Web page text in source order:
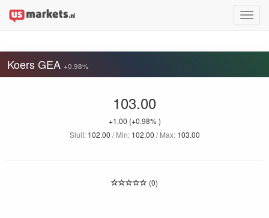
Toggle
Koers GEA +0.98%
103.00
+1.00 (+0.98% )
Sluit:102.00 / Min:102.00 / Max:103.00
(0)